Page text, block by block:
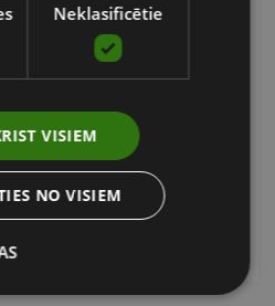
Neklasificētie
VISIEM
NO VISIEM